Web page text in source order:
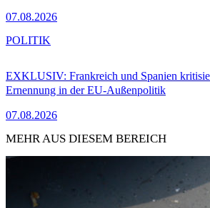
07.08.2026
EXKLUSIV: Frankreich und Spanien
Ernennung in der EU-Außenpolitik
07.08.2026
POLITIK
MEHR AUS DIESEM BEREICH